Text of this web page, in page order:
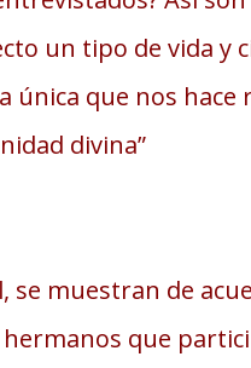
un tipo de vida y
única que nos
divina”
se muestran de
hermanos que